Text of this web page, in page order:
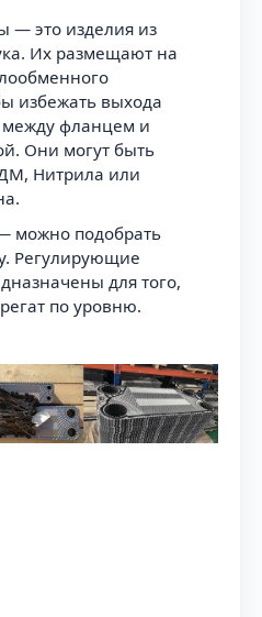
— это изделия из
Их размещают на
избежать выхода
между фланцем и
Они могут быть
Нитрила или
можно подобрать
Регулирующие
для того,
по уровню.